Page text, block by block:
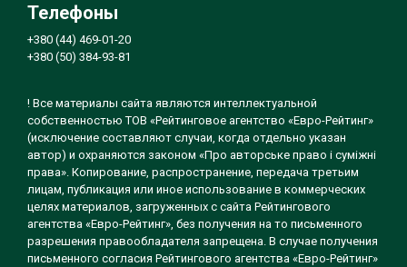
Телефоны
+380 (44) 469-01-20
+380 (50) 384-93-81
! Все материалы сайта являются интеллектуальной
собственностью ТОВ «Рейтинговое агентство «Евро-Рейтинг»
(исключение составляют случаи, когда отдельно указан
автор) и охраняются законом «Про авторське право і суміжні
права». Копирование, распространение, передача третьим
лицам, публикация или иное использование в коммерческих
целях материалов, загруженных с сайта Рейтингового
агентства «Евро-Рейтинг», без получения на то письменного
разрешения правообладателя запрещена. В случае получения
письменного согласия Рейтингового агентства «Евро-Рейтинг»